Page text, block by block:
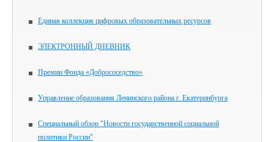
Единая коллекция цифровых образовательных ресурсов
ЭЛЕКТРОННЫЙ ДНЕВНИК
Премии Фонда «Добрососедство»
Управление образования Ленинского района г. Екатеринбурга
Специальный обзор "Новости государственной социальной
политики России"